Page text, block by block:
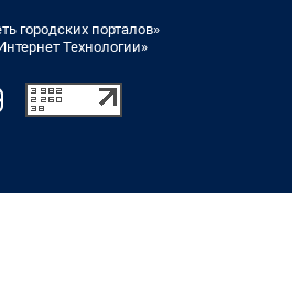
городских порталов»
Технологии»